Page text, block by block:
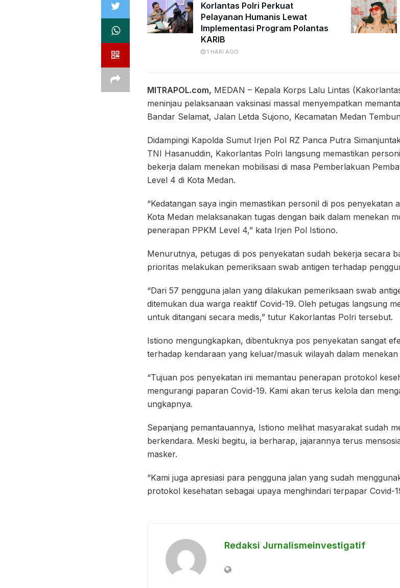
Korlantas Polri Perkuat
Pelayanan Humanis Lewat
Implementasi Program Polantas
KARIB
1 HARI AGO
MITRAPOL.com, MEDAN – Kepala Korps Lalu Lintas
meninjau pelaksanaan vaksinasi massal menyempatkan
Bandar Selamat, Jalan Letda Sujono, Kecamatan Medan
Didampingi Kapolda Sumut Irjen Pol RZ Panca Putra
TNI Hasanuddin, Kakorlantas Polri langsung memastikan
bekerja dalam menekan mobilisasi di masa Pemberlakuan
Level 4 di Kota Medan.
“Kedatangan saya ingin memastikan personil di pos penyekatan
Kota Medan melaksanakan tugas dengan baik dalam menekan
penerapan PPKM Level 4,” kata Irjen Pol Istiono.
Menurutnya, petugas di pos penyekatan sudah bekerja secara
prioritas melakukan pemeriksaan swab antigen terhadap
“Dari 57 pengguna jalan yang dilakukan pemeriksaan swab
ditemukan dua warga reaktif Covid-19. Oleh petugas langsung
untuk ditangani secara medis,” tutur Kakorlantas Polri tersebut.
Istiono mengungkapkan, dibentuknya pos penyekatan sangat
terhadap kendaraan yang keluar/masuk wilayah dalam
“Tujuan pos penyekatan ini memantau penerapan protokol
mengurangi paparan Covid-19. Kami akan terus kelola dan
ungkapnya.
Sepanjang pemantauannya, Istiono melihat masyarakat sudah
berkendara. Meski begitu, ia berharap, jajarannya terus
masker.
“Kami juga apresiasi para pengguna jalan yang sudah
protokol kesehatan sebagai upaya menghindari terpapar Covid-
Redaksi Jurnalismeinvestigatif